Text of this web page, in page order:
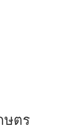
ษตร